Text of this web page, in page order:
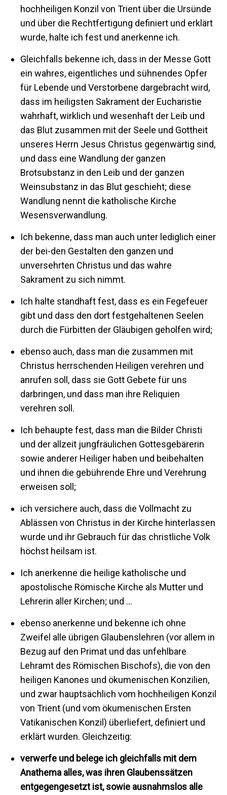
hochheiligen Konzil von Trient über die Ursünde
und über die Rechtfertigung definiert und erklärt
wurde, halte ich fest und anerkenne ich.
Gleichfalls bekenne ich, dass in der Messe Gott
ein wahres, eigentliches und sühnendes Opfer
für Lebende und Verstorbene dargebracht wird,
dass im heiligsten Sakrament der Eucharistie
wahrhaft, wirklich und wesenhaft der Leib und
das Blut zusammen mit der Seele und Gottheit
unseres Herrn Jesus Christus gegenwärtig sind,
und dass eine Wandlung der ganzen
Brotsubstanz in den Leib und der ganzen
Weinsubstanz in das Blut geschieht; diese
Wandlung nennt die katholische Kirche
Wesensverwandlung.
Ich bekenne, dass man auch unter lediglich einer
der bei-den Gestalten den ganzen und
unversehrten Christus und das wahre
Sakrament zu sich nimmt.
Ich halte standhaft fest, dass es ein Fegefeuer
gibt und dass den dort festgehaltenen Seelen
durch die Fürbitten der Gläubigen geholfen wird;
ebenso auch, dass man die zusammen mit
Christus herrschenden Heiligen verehren und
anrufen soll, dass sie Gott Gebete für uns
darbringen, und dass man ihre Reliquien
verehren soll.
Ich behaupte fest, dass man die Bilder Christi
und der allzeit jungfräulichen Gottesgebärerin
sowie anderer Heiliger haben und beibehalten
und ihnen die gebührende Ehre und Verehrung
erweisen soll;
ich versichere auch, dass die Vollmacht zu
Ablässen von Christus in der Kirche hinterlassen
wurde und ihr Gebrauch für das christliche Volk
höchst heilsam ist.
Ich anerkenne die heilige katholische und
apostolische Römische Kirche als Mutter und
Lehrerin aller Kirchen; und …
ebenso anerkenne und bekenne ich ohne
Zweifel alle übrigen Glaubenslehren (vor allem in
Bezug auf den Primat und das unfehlbare
Lehramt des Römischen Bischofs), die von den
heiligen Kanones und ökumenischen Konzilien,
und zwar hauptsächlich vom hochheiligen Konzil
von Trient (und vom ökumenischen Ersten
Vatikanischen Konzil) überliefert, definiert und
erklärt wurden. Gleichzeitig:
verwerfe und belege ich gleichfalls mit dem
Anathema alles, was ihren Glaubenssätzen
entgegengesetzt ist, sowie ausnahmslos alle